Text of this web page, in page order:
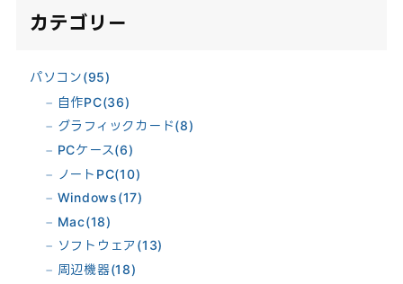
カテゴリー
パソコン(95)
自作PC(36)
グラフィックカード(8)
PCケース(6)
ノートPC(10)
Windows(17)
Mac(18)
ソフトウェア (13)
周辺機器(18)